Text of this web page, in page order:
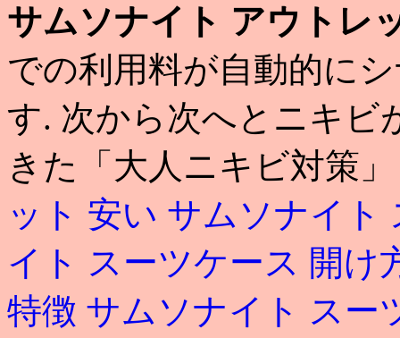
サムソナイト アウトレ
での利用料が自動的に
す. 次から次へとニキ
きた「大人ニキビ対策
ット 安い サムソナイト
イト スーツケース 開け
特徴 サムソナイト スー